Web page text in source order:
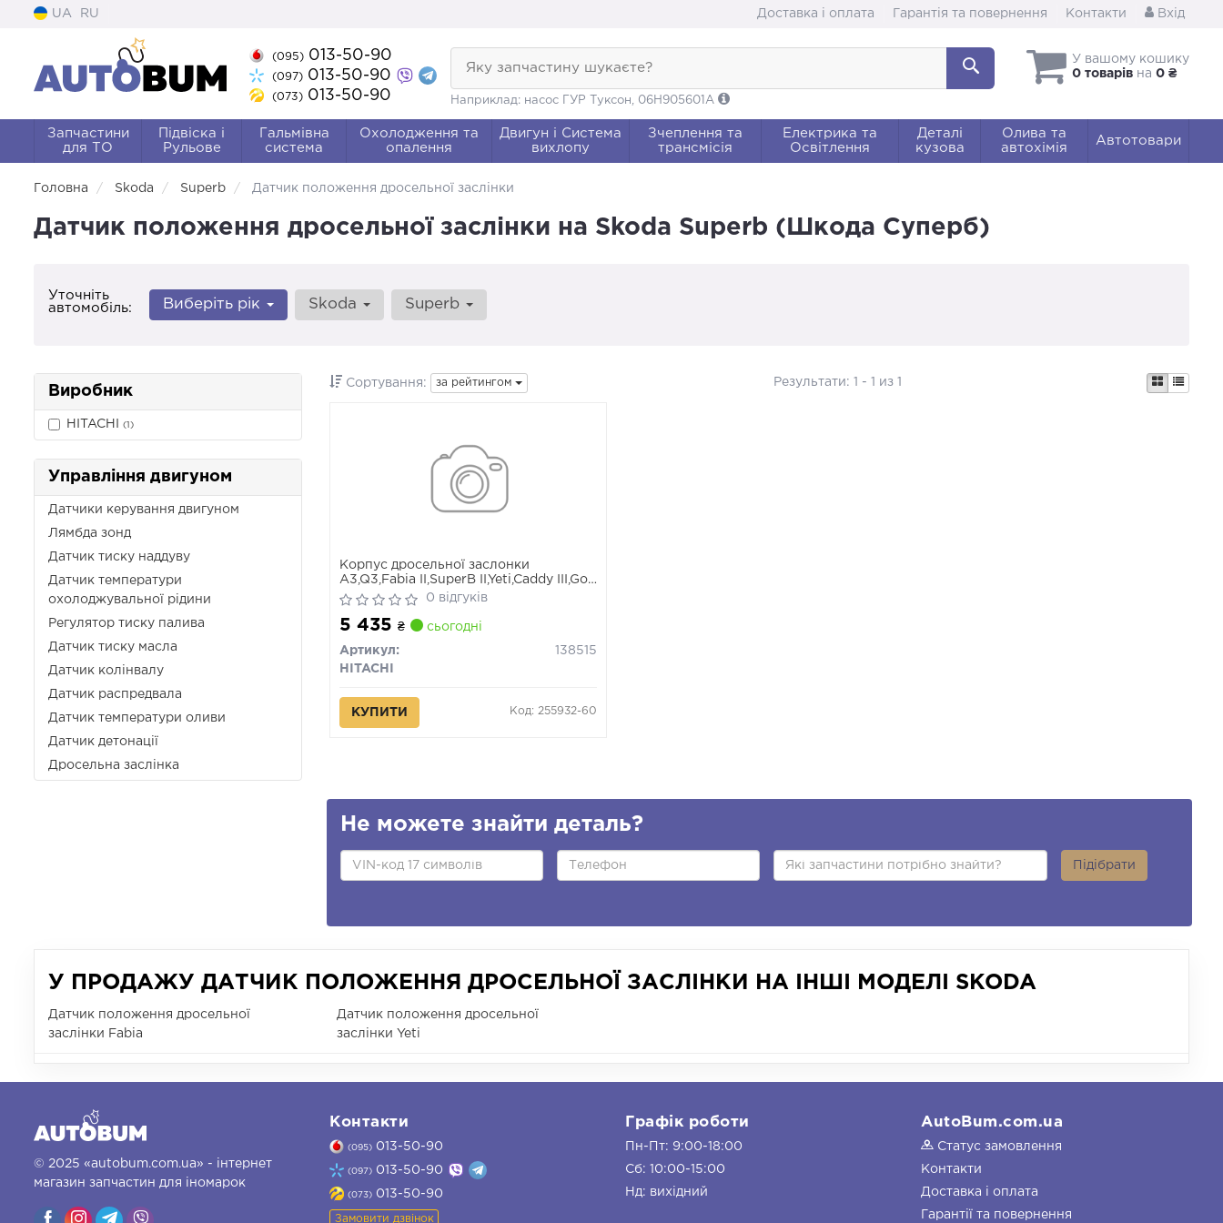
UA RU Доставка і оплата Гарантія та повернення Контакти Вхід
(095)013-50-90
(097)013-50-90
(073)013-50-90
У вашому кошику
0 товарів на 0 ₴
Яку запчастину шукаєте?
Наприклад: насос ГУР Туксон, 06H905601A
Запчастини
для ТО
Підвіска і
Рульове
Гальмівна
система
Охолодження та
опалення
Двигун і Система
вихлопу
Зчеплення та
трансмісія
Електрика та
Освітлення
Деталі
кузова
Олива та
автохімія
Автотовари
Головна Skoda Superb Датчик положення дросельної заслінки
Датчик положення дросельної заслінки на Skoda Superb (Шкода Суперб)
Уточніть
автомобіль:
Виберіть рік Skoda Superb
Виробник
HITACHI (1)
Управління двигуном
Датчики керування двигуном
Лямбда зонд
Датчик тиску наддуву
Датчик температури
охолоджувальної рідини
Регулятор тиску палива
Датчик тиску масла
Датчик колінвалу
Датчик распредвала
Датчик температури оливи
Датчик детонації
Дросельна заслінка
Сортування: за рейтингом Результати: 1 - 1 из 1
Корпус дросельної заслонки
A3,Q3,Fabia II,SuperB II,Yeti,Caddy III,Golf
VI,Jetta IV,Passat,Polo,Shar
0 відгуків
5 435 ₴ сьогодні
Артикул:
138515
HITACHI
КУПИТИ Код: 255932-60
Не можете знайти деталь?
Підібрати
У ПРОДАЖУ ДАТЧИК ПОЛОЖЕННЯ ДРОСЕЛЬНОЇ ЗАСЛІНКИ НА ІНШІ МОДЕЛІ SKODA
Датчик положення дросельної
заслінки Fabia
Датчик положення дросельної
заслінки Yeti
© 2025 «autobum.com.ua» - інтернет
магазин запчастин для іномарок
Контакти
(095) 013-50-90
(097) 013-50-90
(073) 013-50-90
Замовити дзвінок
Графік роботи
Пн-Пт: 9:00-18:00
Сб: 10:00-15:00
Нд: вихідний
AutoBum.com.ua
Статус замовлення
Контакти
Доставка і оплата
Гарантії та повернення